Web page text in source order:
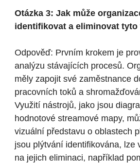
Otázka 3: Jak může
identifikovat a eliminovat
Odpověď: Prvním krokem je
analýzu stávajících procesů.
měly zapojit své zaměstnance
pracovních toků a
Využití nástrojů, jako jsou
hodnotové streamové mapy,
vizuální představu o oblastech
jsou plýtvání identifikována, lze
na jejich eliminaci, například